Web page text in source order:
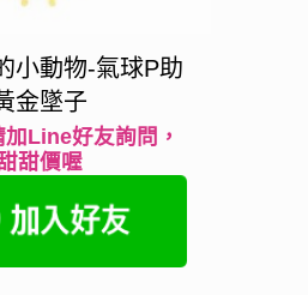
小動物-氣球P助
金墜子
Line好友詢問，
甜價喔